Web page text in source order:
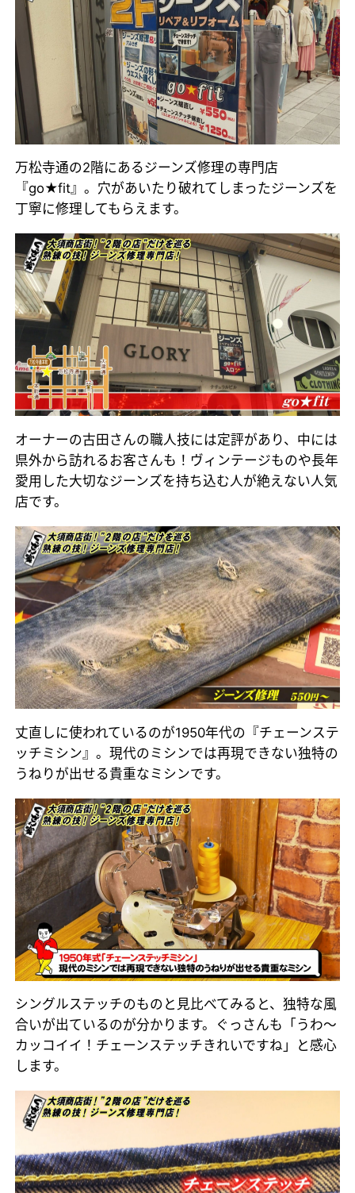
万松寺通の2階にあるジーンズ修理の専門店
『go★fit』。穴があいたり破れてしまったジーンズを
丁寧に修理してもらえます。
オーナーの古田さんの職人技には定評があり、中には
県外から訪れるお客さんも！ヴィンテージものや長年
愛用した大切なジーンズを持ち込む人が絶えない人気
店です。
丈直しに使われているのが1950年代の『チェーンステ
ッチミシン』。現代のミシンでは再現できない独特の
うねりが出せる貴重なミシンです。
シングルステッチのものと見比べてみると、独特な風
合いが出ているのが分かります。ぐっさんも「うわ～
カッコイイ！チェーンステッチきれいですね」と感心
します。